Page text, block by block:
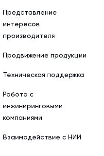
Представление
интересов
производителя
Продвижение продукции
Техническая поддержка
Работа с
инжиниринговыми
компаниями
Взаимодействие с НИИ